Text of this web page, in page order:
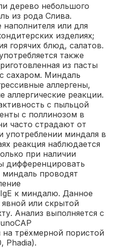
дерево небольшого
из рода Слива.
наполнителя или для
изделиях;
горячих блюд, салатов.
также
из пасты
сахаром. Миндаль
аллергены,
реакции.
с пыльцой
с поллинозом в
часто страдают от
употреблении миндаля в
реакция наблюдается
при наличии
дифференцировать
миндаль проводят
к миндалю. Данное
или скрытой
Анализ выполняется с
трёхмерной пористой
Phadia).